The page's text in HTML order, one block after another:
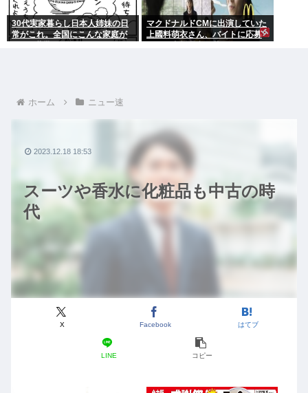
30代実家暮らし日本人姉妹の日
常がこれ。全国にこんな家庭が
マクドナルドCMに出演していた
上國料萌衣さん、バイトに応募
ホーム ニュー速
スーツや香水に化粧品も中古の時
代
X Facebook はてブ
LINE コピー
2023.12.18 18:53